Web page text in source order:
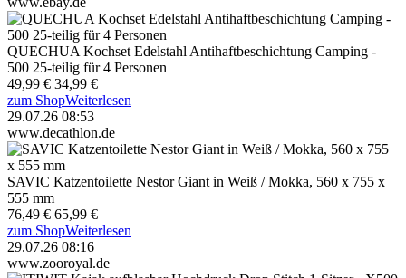
QUECHUA Kochset Edelstahl Antihaftbeschichtung Camping -
500 25-teilig für 4 Personen
49,99 € 34,99 €
zum ShopWeiterlesen
29.07.26 08:53
www.decathlon.de
SAVIC Katzentoilette Nestor Giant in Weiß / Mokka, 560 x 755 x
555 mm
76,49 € 65,99 €
zum ShopWeiterlesen
29.07.26 08:16
www.zooroyal.de